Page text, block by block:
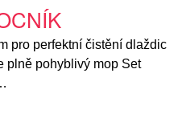
pro perfektní čistění dlaždic
plně pohyblivý mop Set